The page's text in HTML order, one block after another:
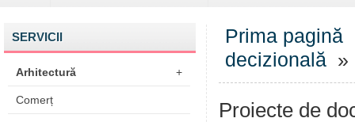
SERVICII
Arhitectură +
Comerț
Prima pagină
decizională »
Proiecte de